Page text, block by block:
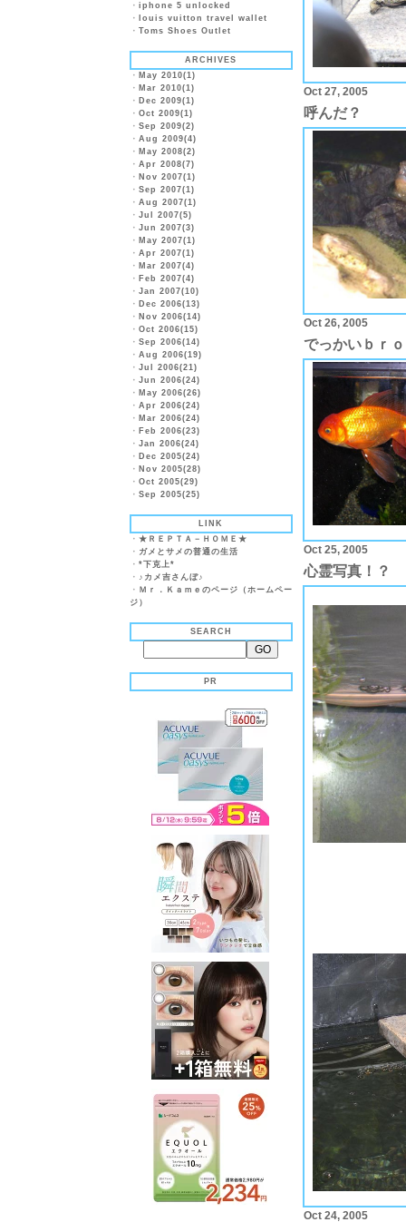
・ iphone 5 unlocked
・
louis vuitton travel wallet
・ Toms Shoes Outlet
ARCHIVES
・ May 2010(1)
・ Mar 2010(1)
・ Dec 2009(1)
・ Oct 2009(1)
・ Sep 2009(2)
・ Aug 2009(4)
・ May 2008(2)
・ Apr 2008(7)
・ Nov 2007(1)
・ Sep 2007(1)
・ Aug 2007(1)
・ Jul 2007(5)
・ Jun 2007(3)
・ May 2007(1)
・ Apr 2007(1)
・ Mar 2007(4)
・ Feb 2007(4)
・ Jan 2007(10)
・ Dec 2006(13)
・ Nov 2006(14)
・ Oct 2006(15)
・ Sep 2006(14)
・ Aug 2006(19)
・ Jul 2006(21)
・ Jun 2006(24)
・ May 2006(26)
・ Apr 2006(24)
・ Mar 2006(24)
・ Feb 2006(23)
・ Jan 2006(24)
・ Dec 2005(24)
・ Nov 2005(28)
・ Oct 2005(29)
・ Sep 2005(25)
LINK
・ ★ＲＥＰＴＡ－ＨＯＭＥ★
・ ガメとサメの普通の生活
・ *下克上*
・ ♪カメ吉さんぼ♪
・ Ｍｒ．Ｋａｍｅのページ（ホームペー
ジ）
SEARCH
PR
Oct 27, 2005
呼んだ？
Oct 26, 2005
でっかいｂｒ
Oct 25, 2005
心霊写真！？
Oct 24, 2005